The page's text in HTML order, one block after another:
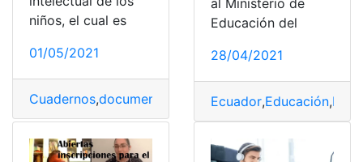
niños, el cual es
01/05/2021
Cuadernos,documentos Educación,educación a
Educación del
28/04/2021
Ecuador,Educación,